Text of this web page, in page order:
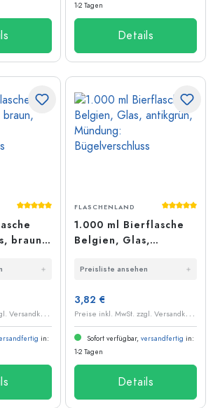
1-2 Tagen
Details
Durchschnittliche Bewertung von 5 von 5
braun,
P
reise inkl. MwSt. zzgl. Versandkosten
in:
FLASCHENLAND
1.000 ml Bierflasche
Belgien, Glas,
Bügelverschluss
Preisliste ansehen
3,82 €
P
reise inkl. MwSt. zzgl. Versandkosten
Sofort verfügbar, versandfertig in:
1-2 Tagen
Details